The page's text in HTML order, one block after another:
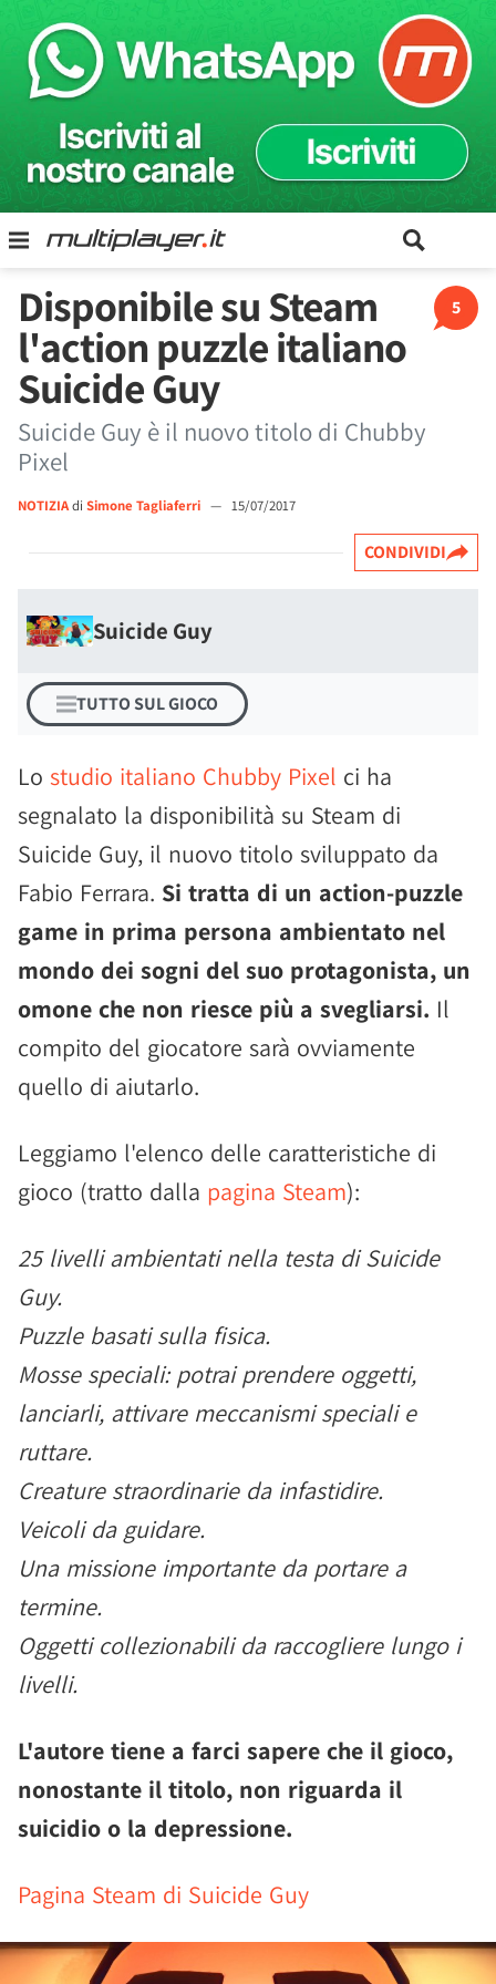
5
Disponibile su Steam
l'action puzzle italiano
Suicide Guy
Suicide Guy è il nuovo titolo di Chubby
Pixel
NOTIZIAdi Simone Tagliaferri — 15/07/2017
CONDIVIDI
Suicide Guy
TUTTO SUL GIOCO
Lo studio italiano Chubby Pixel ci ha
segnalato la disponibilità su Steam di
Suicide Guy, il nuovo titolo sviluppato da
Fabio Ferrara. Si tratta di un action-puzzle
game in prima persona ambientato nel
mondo dei sogni del suo protagonista, un
omone che non riesce più a svegliarsi. Il
compito del giocatore sarà ovviamente
quello di aiutarlo.
Leggiamo l'elenco delle caratteristiche di
gioco (tratto dalla pagina Steam):
25 livelli ambientati nella testa di Suicide
Guy.
Puzzle basati sulla fisica.
Mosse speciali: potrai prendere oggetti,
lanciarli, attivare meccanismi speciali e
ruttare.
Creature straordinarie da infastidire.
Veicoli da guidare.
Una missione importante da portare a
termine.
Oggetti collezionabili da raccogliere lungo i
livelli.
L'autore tiene a farci sapere che il gioco,
nonostante il titolo, non riguarda il
suicidio o la depressione.
Pagina Steam di Suicide Guy